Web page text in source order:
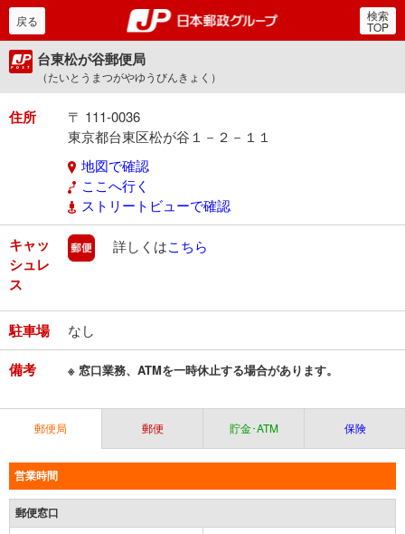
郵便局・日本郵政グルー
戻る 検索
TOP
台東松が谷郵便局
（たいとうまつがやゆうびんきょく）
住所
〒 111-0036
東京都台東区松が谷１－２－１１
地図で確認
ここへ行く
ストリートビューで確認
キャッ
シュレ
ス
郵便
詳しくはこちら
駐車場 なし
備考 ※ 窓口業務、ATMを一時休止する場合があります。
郵便局 郵便 貯金･ATM 保険
営業時間
郵便窓口